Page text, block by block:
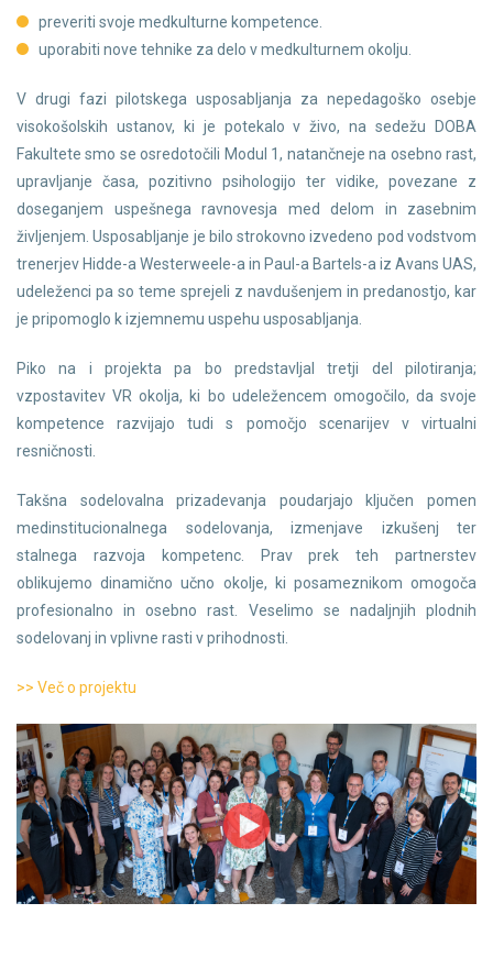
preveriti svoje medkulturne kompetence.
uporabiti nove tehnike za delo v medkulturnem okolju.
V drugi fazi pilotskega usposabljanja za nepedagoško osebje
visokošolskih ustanov, ki je potekalo v živo, na sedežu DOBA
Fakultete smo se osredotočili Modul 1, natančneje na osebno rast,
upravljanje časa, pozitivno psihologijo ter vidike, povezane z
doseganjem uspešnega ravnovesja med delom in zasebnim
življenjem. Usposabljanje je bilo strokovno izvedeno pod vodstvom
trenerjev Hidde-a Westerweele-a in Paul-a Bartels-a iz Avans UAS,
udeleženci pa so teme sprejeli z navdušenjem in predanostjo, kar
je pripomoglo k izjemnemu uspehu usposabljanja.
Piko na i projekta pa bo predstavljal tretji del pilotiranja;
vzpostavitev VR okolja, ki bo udeležencem omogočilo, da svoje
kompetence razvijajo tudi s pomočjo scenarijev v virtualni
resničnosti.
Takšna sodelovalna prizadevanja poudarjajo ključen pomen
medinstitucionalnega sodelovanja, izmenjave izkušenj ter
stalnega razvoja kompetenc. Prav prek teh partnerstev
oblikujemo dinamično učno okolje, ki posameznikom omogoča
profesionalno in osebno rast. Veselimo se nadaljnjih plodnih
sodelovanj in vplivne rasti v prihodnosti.
>> Več o projektu